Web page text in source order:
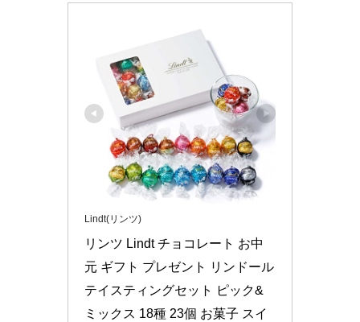
Lindt(リンツ)
リンツ Lindt チョコレート お中
元 ギフト プレゼント リンドール
テイスティングセット ピック&
ミックス 18種 23個 お菓子 スイ